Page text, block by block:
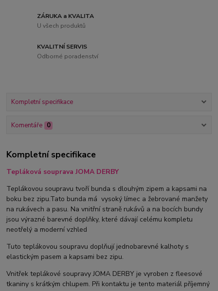
ZÁRUKA a KVALITA
U všech produktů
KVALITNÍ SERVIS
Odborné poradenství
Kompletní specifikace
Komentáře 0
Kompletní specifikace
Tepláková souprava JOMA DERBY
Teplákovou soupravu tvoří bunda s dlouhým zipem a kapsami na
boku bez zipu.Tato bunda má vysoký límec a žebrované manžety
na rukávech a pasu. Na vnitřní straně rukávů a na bocích bundy
jsou výrazné barevné doplňky, které dávají celému kompletu
neotřelý a moderní vzhled
Tuto teplákovou soupravu doplňují jednobarevné kalhoty s
elastickým pasem a kapsami bez zipu.
Vnitřek teplákové soupravy JOMA DERBY je vyroben z fleesové
tkaniny s krátkým chlupem. Při kontaktu je tento materiál příjemný